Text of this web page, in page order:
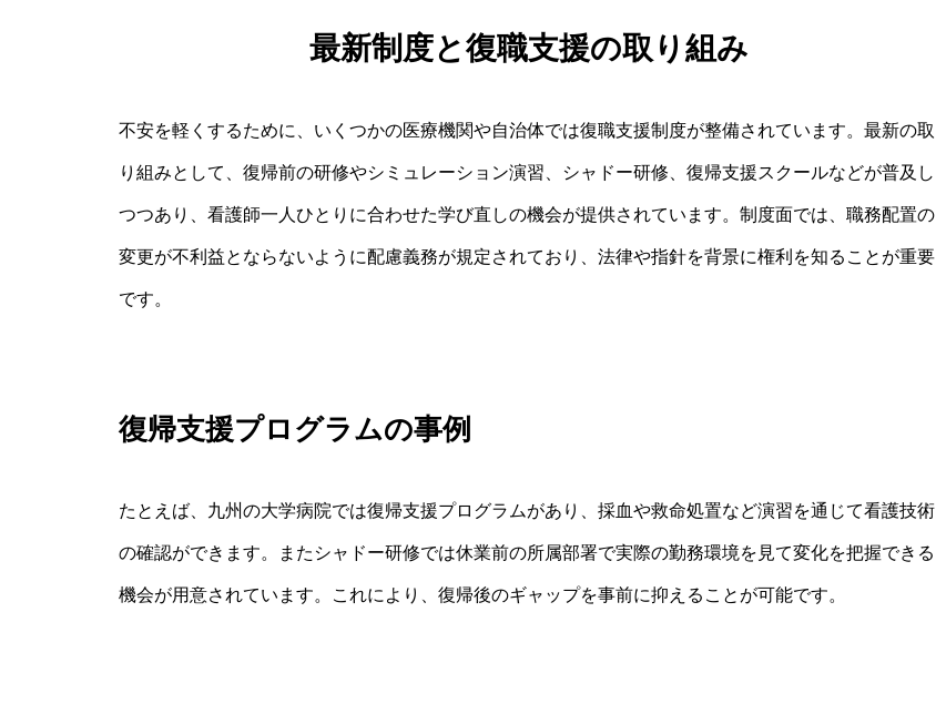
最新制度と復職支援の取り組み
不安を軽くするために、いくつかの医療機関や自治体では復職支援制度が整備されています。最新の取
り組みとして、復帰前の研修やシミュレーション演習、シャドー研修、復帰支援スクールなどが普及し
つつあり、看護師一人ひとりに合わせた学び直しの機会が提供されています。制度面では、職務配置の
変更が不利益とならないように配慮義務が規定されており、法律や指針を背景に権利を知ることが重要
です。
復帰支援プログラムの事例
たとえば、九州の大学病院では復帰支援プログラムがあり、採血や救命処置など演習を通じて看護技術
の確認ができます。またシャドー研修では休業前の所属部署で実際の勤務環境を見て変化を把握できる
機会が用意されています。これにより、復帰後のギャップを事前に抑えることが可能です。